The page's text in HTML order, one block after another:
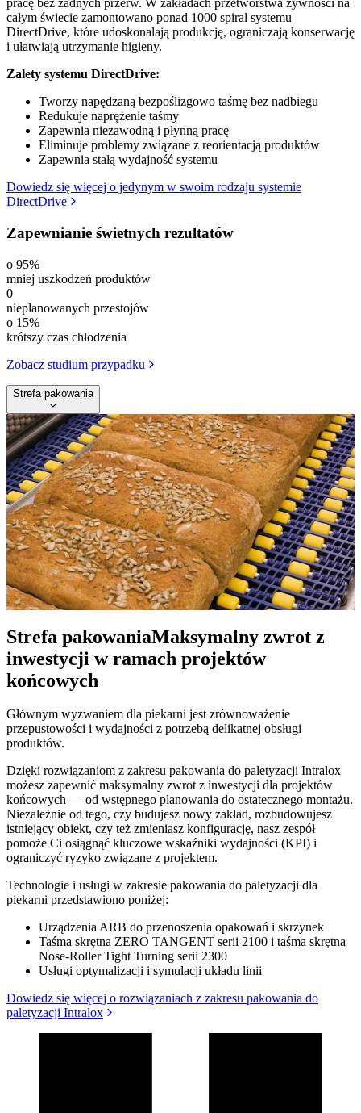
pracę bez żadnych przerw. W zakładach przetwórstwa żywności na
całym świecie zamontowano ponad 1000 spiral systemu
DirectDrive, które udoskonalają produkcję, ograniczają konserwację
i ułatwiają utrzymanie higieny.
Zalety systemu DirectDrive:
Tworzy napędzaną bezpoślizgowo taśmę bez nadbiegu
Redukuje naprężenie taśmy
Zapewnia niezawodną i płynną pracę
Eliminuje problemy związane z reorientacją produktów
Zapewnia stałą wydajność systemu
Dowiedz się więcej o jedynym w swoim rodzaju systemie
DirectDrive
Zapewnianie świetnych rezultatów
o 95%
mniej uszkodzeń produktów
0
nieplanowanych przestojów
o 15%
krótszy czas chłodzenia
Zobacz studium przypadku
Strefa pakowania
Strefa pakowaniaMaksymalny zwrot z
inwestycji w ramach projektów
końcowych
Głównym wyzwaniem dla piekarni jest zrównoważenie
przepustowości i wydajności z potrzebą delikatnej obsługi
produktów.
Dzięki rozwiązaniom z zakresu pakowania do paletyzacji Intralox
możesz zapewnić maksymalny zwrot z inwestycji dla projektów
końcowych — od wstępnego planowania do ostatecznego montażu.
Niezależnie od tego, czy budujesz nowy zakład, rozbudowujesz
istniejący obiekt, czy też zmieniasz konfigurację, nasz zespół
pomoże Ci osiągnąć kluczowe wskaźniki wydajności (KPI) i
ograniczyć ryzyko związane z projektem.
Technologie i usługi w zakresie pakowania do paletyzacji dla
piekarni przedstawiono poniżej:
Urządzenia ARB do przenoszenia opakowań i skrzynek
Taśma skrętna ZERO TANGENT serii 2100 i taśma skrętna
Nose-Roller Tight Turning serii 2300
Usługi optymalizacji i symulacji układu linii
Dowiedz się więcej o rozwiązaniach z zakresu pakowania do
paletyzacji Intralox